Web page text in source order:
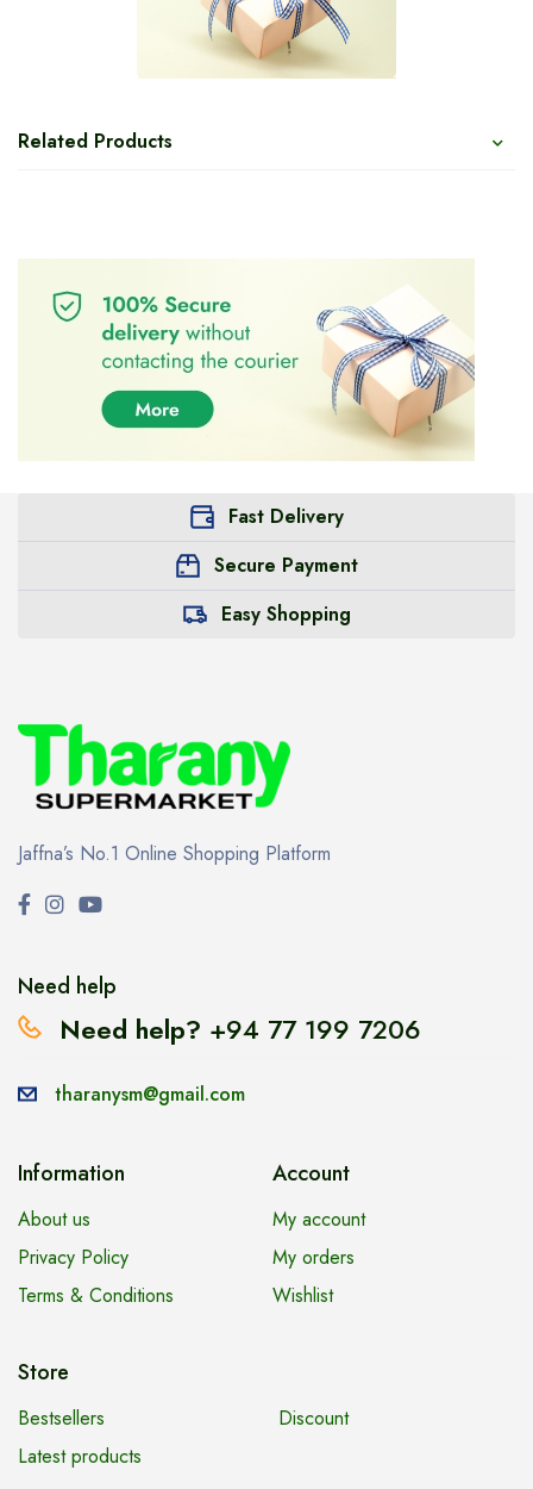
Related Products
Fast Delivery
Secure Payment
Easy Shopping
Jaffna’s No.1 Online Shopping Platform
Need help
Need help? +94 77 199 7206
tharanysm@gmail.com
Information
About us
Privacy Policy
Terms & Conditions
Account
My account
My orders
Wishlist
Store
Bestsellers
Discount
Latest products